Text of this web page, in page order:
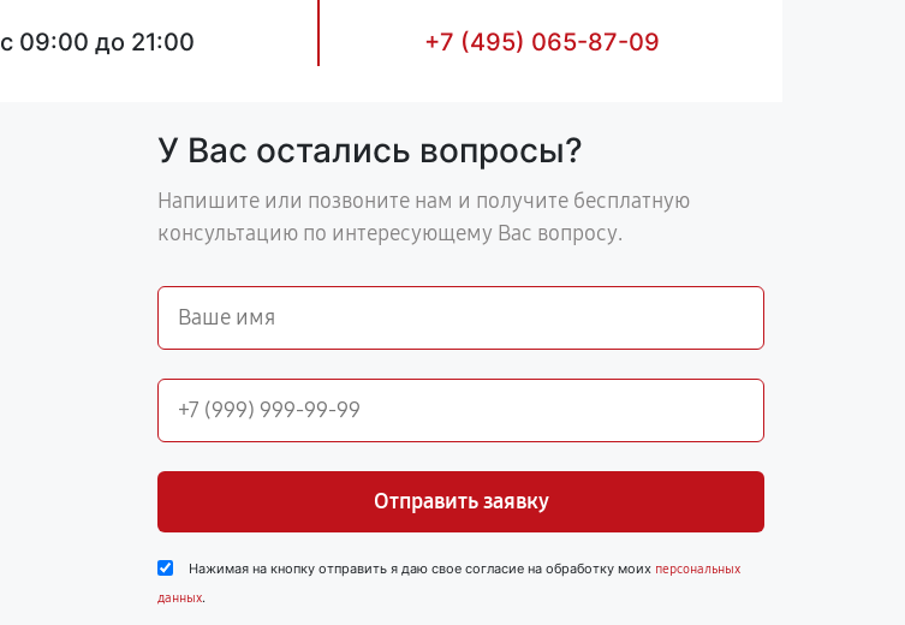
c 09:00 до 21:00 +7 (495) 065-87-09
У Вас остались вопросы?
Напишите или позвоните нам и получите бесплатную
консультацию по интересующему Вас вопросу.
Отправить заявку
Нажимая на кнопку отправить я даю свое согласие на обработку моих персональных
данных.